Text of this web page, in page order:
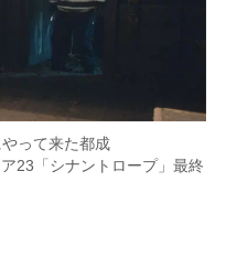
って来た都成
23「シナントロープ」最終